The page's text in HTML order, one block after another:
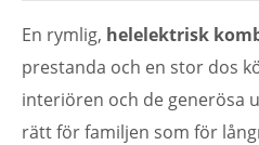
En rymlig, helelektrisk
prestanda och en stor dos
interiören och de generösa
rätt för familjen som för